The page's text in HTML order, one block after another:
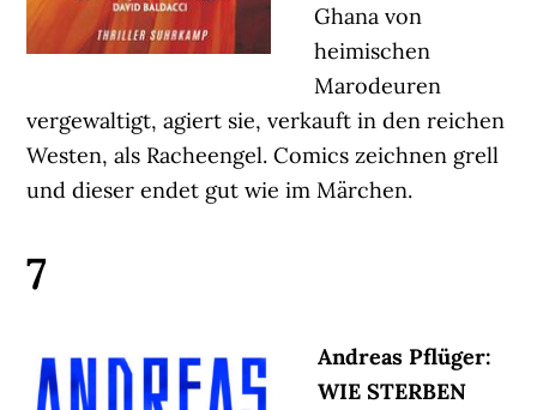
Ghana von
heimischen
Marodeuren
vergewaltigt, agiert sie, verkauft in den reichen
Westen, als Racheengel. Comics zeichnen grell
und dieser endet gut wie im Märchen.
7
Andreas Pflüger:
WIE STERBEN